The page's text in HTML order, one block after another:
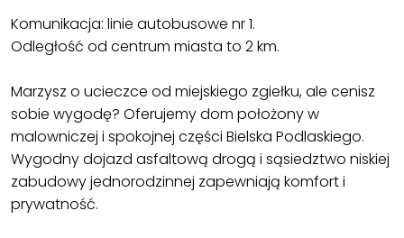
Komunikacja: linie autobusowe nr 1.
Odległość od centrum miasta to 2 km.
Marzysz o ucieczce od miejskiego zgiełku, ale cenisz
sobie wygodę? Oferujemy dom położony w
malowniczej i spokojnej części Bielska Podlaskiego.
Wygodny dojazd asfaltową drogą i sąsiedztwo niskiej
zabudowy jednorodzinnej zapewniają komfort i
prywatność.